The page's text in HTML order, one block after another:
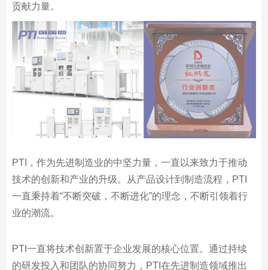
贡献力量。
PTI，作为先进制造业的中坚力量，一直以来致力于推动
技术的创新和产业的升级。从产品设计到制造流程，PTI
一直秉持着“不断突破，不断进化”的理念，不断引领着行
业的潮流。
PTI一直将技术创新置于企业发展的核心位置。通过持续
的研发投入和团队的协同努力，PTI在先进制造领域推出